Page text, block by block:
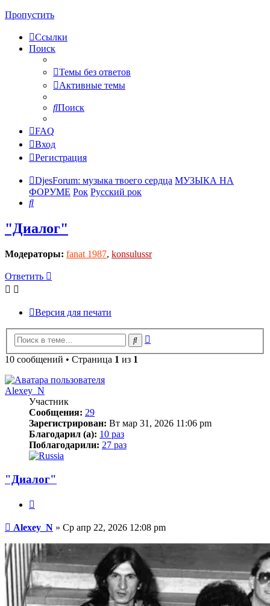
Пропустить
Ссылки
Поиск
Темы без ответов
Активные темы
Поиск
FAQ
Вход
Регистрация
DjesForum: музыка твоего сердца МУЗЫКА НА
ФОРУМЕ Рок Русский рок
Поиск
"Диалог"
Модераторы: fanat 1987, konsulussr
Ответить
Версия для печати
Поиск
10 сообщений • Страница 1 из 1
Alexey_N
Участник
Сообщения: 29
Зарегистрирован: Вт мар 31, 2026 11:06 pm
Благодарил (а): 10 раз
Поблагодарили: 27 раз
"Диалог"
Сообщение
Alexey_N » Ср апр 22, 2026 12:08 pm